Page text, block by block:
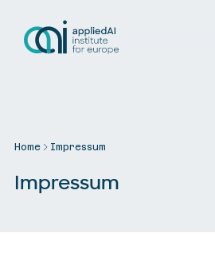
Home Impressum
Impressum